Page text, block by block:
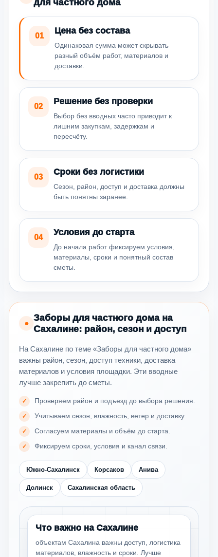
01
Цена без состава
Одинаковая сумма может скрывать
разный объём работ, материалов и
доставки.
02
Решение без проверки
Выбор без вводных часто приводит к
лишним закупкам, задержкам и
пересчёту.
03
Сроки без логистики
Сезон, район, доступ и доставка должны
быть понятны заранее.
04
Условия до старта
До начала работ фиксируем условия,
материалы, сроки и понятный состав
сметы.
●
Заборы для частного дома на
Сахалине: район, сезон и доступ
На Сахалине по теме «Заборы для частного дома»
важны район, сезон, доступ техники, доставка
материалов и условия площадки. Эти вводные
лучше закрепить до сметы.
Проверяем район и подъезд до выбора решения.
Учитываем сезон, влажность, ветер и доставку.
Согласуем материалы и объём до старта.
Фиксируем сроки, условия и канал связи.
Южно-Сахалинск Корсаков Анива
Долинск Сахалинская область
Что важно на Сахалине
объектам Сахалина важны доступ, логистика
материалов, влажность и сроки. Лучше